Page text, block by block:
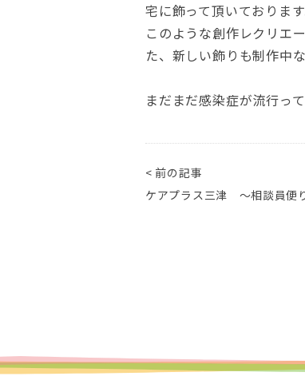
宅に飾って頂いております
このような創作レクリエ
た、新しい飾りも制作中
まだまだ感染症が流行っ
< 前の記事
ケアプラス三津 ～相談員便